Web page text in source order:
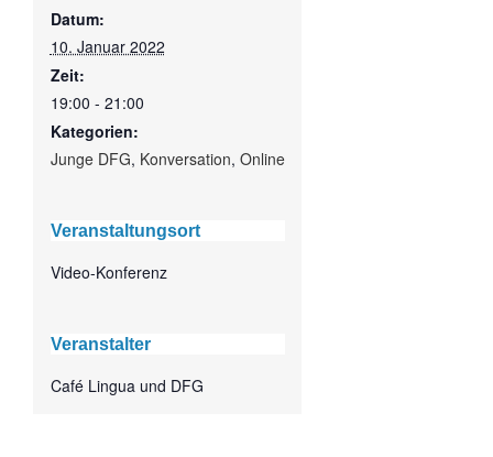
Datum:
10. Januar 2022
Zeit:
19:00 - 21:00
Kategorien:
Junge DFG, Konversation, Online
Veranstaltungsort
Video-Konferenz
Veranstalter
Café Lingua und DFG